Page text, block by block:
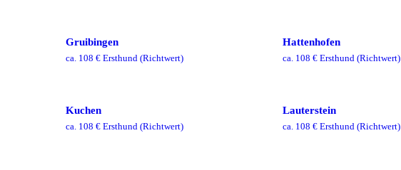
Gruibingen
ca. 108 € Ersthund (Richtwert)
Hattenhofen
ca. 108 € Ersthund (Richtwert)
Kuchen
ca. 108 € Ersthund (Richtwert)
Lauterstein
ca. 108 € Ersthund (Richtwert)